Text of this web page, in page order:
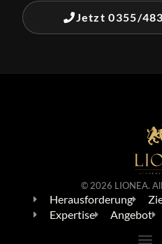
Jetzt 0355/
© 2026 LIONEA.
Herausforderung
Expertise
Angebot